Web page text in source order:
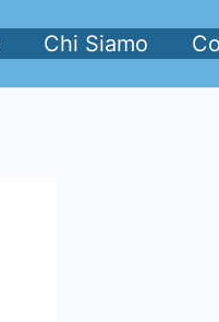
Chi Siamo